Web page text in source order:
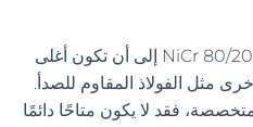
تميل مساحيق NiCr 80/20 إلى أن تكون أغلى
مثل الفولاذ المقاوم للصدأ.
فقد لا يكون متاحًا دائمًا